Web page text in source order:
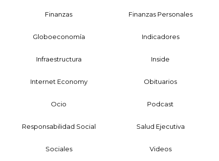
Finanzas Finanzas Personales
Globoeconomía Indicadores
Infraestructura Inside
Internet Economy Obituarios
Ocio Podcast
Responsabilidad Social Salud Ejecutiva
Sociales Videos